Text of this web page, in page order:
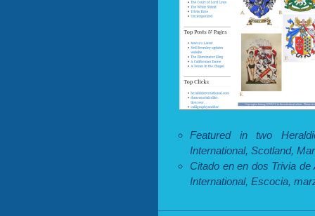
Featured in two
International, Scotland,
Citado en en dos Trivia
International, Escocia,